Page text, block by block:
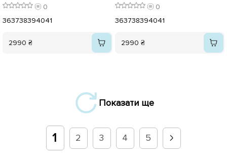
0
363738394041
2990 ₴
0
363738394041
2990 ₴
Показати ще
1 2 3 4 5